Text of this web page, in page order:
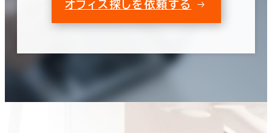
オフィス探しを依頼する